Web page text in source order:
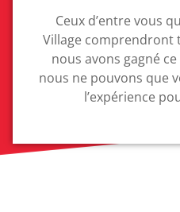
Ceux d’entre vous
Village
nous avons gagné
nous ne pouvons que
l’expérience